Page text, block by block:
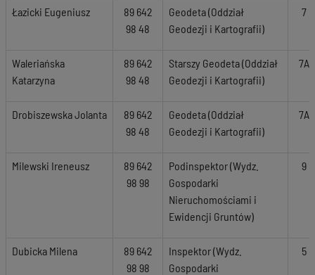
Łazicki Eugeniusz
89 642
98 48
Geodeta (Oddział
Geodezji i Kartografii)
7
Waleriańska
Katarzyna
89 642
98 48
Starszy Geodeta (Oddział
Geodezji i Kartografii)
7A
Drobiszewska Jolanta
89 642
98 48
Geodeta (Oddział
Geodezji i Kartografii)
7A
Milewski Ireneusz
89 642
98 98
Podinspektor (Wydz.
Gospodarki
Nieruchomościami i
Ewidencji Gruntów)
9
Dubicka Milena
89 642
98 98
Inspektor (Wydz.
Gospodarki
5